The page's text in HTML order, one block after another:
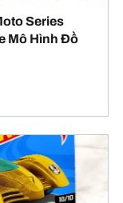
Series
Mô Hình Đồ